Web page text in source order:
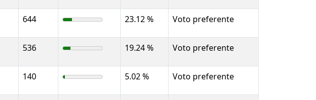
644 23.12 % Voto preferente
536 19.24 % Voto preferente
140 5.02 % Voto preferente